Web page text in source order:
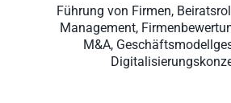
Führung von Firmen,
Management,
M&A,